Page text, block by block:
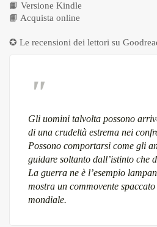
📙 Versione Kindle
📙 Acquista online
✪ Le recensioni dei lettori su
Gli uomini talvolta possono
di una crudeltà estrema nei
Possono comportarsi come gli
guidare soltanto dall’istinto che
La guerra ne è l’esempio
mostra un commovente
mondiale.